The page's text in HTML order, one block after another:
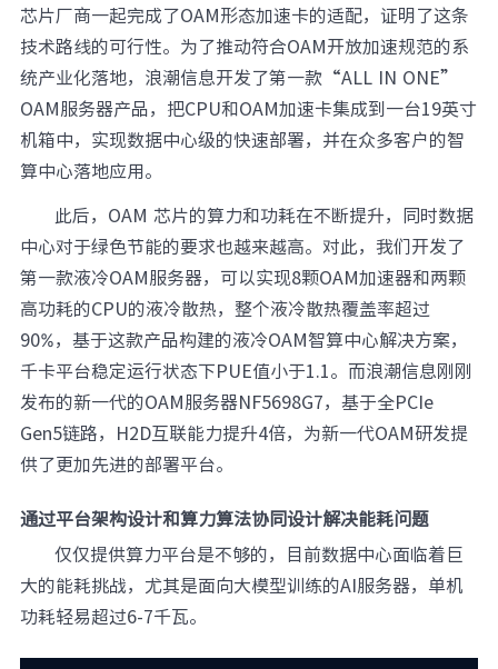
芯片厂商一起完成了OAM形态加速卡的适配，证明了这条
技术路线的可行性。为了推动符合OAM开放加速规范的系
统产业化落地，浪潮信息开发了第一款“ALL IN ONE”
OAM服务器产品，把CPU和OAM加速卡集成到一台19英寸
机箱中，实现数据中心级的快速部署，并在众多客户的智
算中心落地应用。
此后，OAM 芯片的算力和功耗在不断提升，同时数据
中心对于绿色节能的要求也越来越高。对此，我们开发了
第一款液冷OAM服务器，可以实现8颗OAM加速器和两颗
高功耗的CPU的液冷散热，整个液冷散热覆盖率超过
90%，基于这款产品构建的液冷OAM智算中心解决方案，
千卡平台稳定运行状态下PUE值小于1.1。而浪潮信息刚刚
发布的新一代的OAM服务器NF5698G7，基于全PCIe
Gen5链路，H2D互联能力提升4倍，为新一代OAM研发提
供了更加先进的部署平台。
通过平台架构设计和算力算法协同设计解决能耗问题
仅仅提供算力平台是不够的，目前数据中心面临着巨
大的能耗挑战，尤其是面向大模型训练的AI服务器，单机
功耗轻易超过6-7千瓦。